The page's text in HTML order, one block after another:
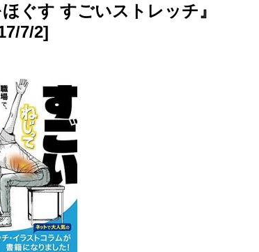
ぐす すごいストレッチ』
7/2]